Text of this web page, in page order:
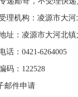
理机构：凌源市大
址： 凌源市大河北镇
话：0421-6264005
码：122528
邮件申请